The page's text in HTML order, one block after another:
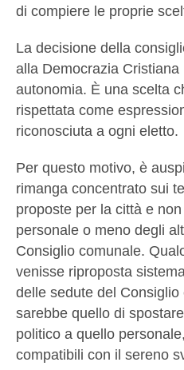
di compiere le proprie
La decisione della
alla Democrazia
autonomia. È una scelta
rispettata come
riconosciuta a ogni eletto.
Per questo motivo, è
rimanga concentrato sui
proposte per la città e
personale o meno degli
Consiglio comunale.
venisse riproposta
delle sedute del
sarebbe quello di
politico a quello
compatibili con il sereno